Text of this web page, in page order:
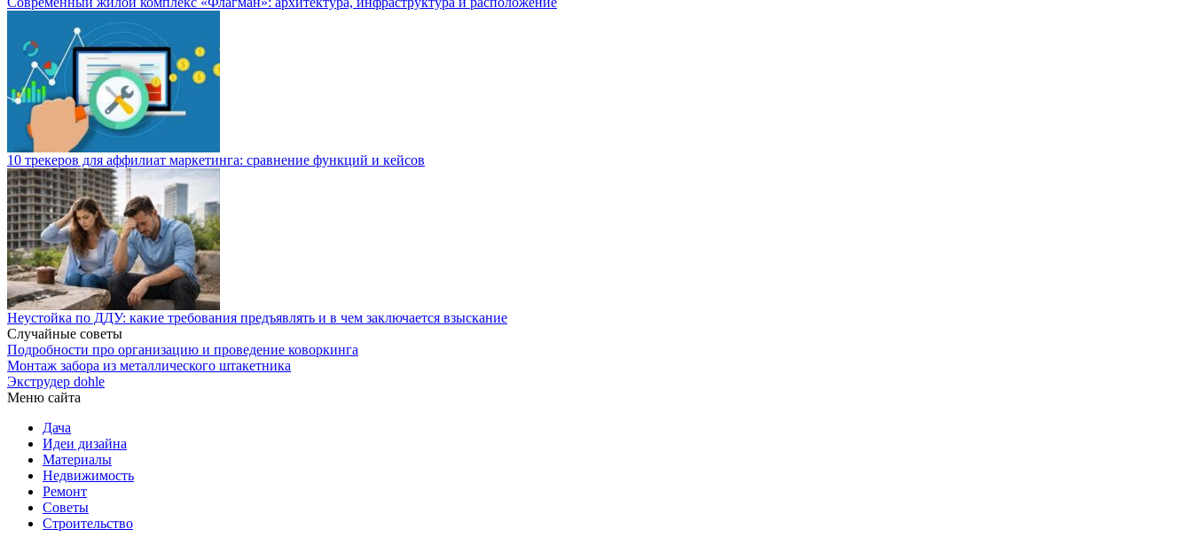
10 трекеров для аффилиат маркетинга: сравнение функций и кейсов
Неустойка по ДДУ: какие требования предъявлять и в чем заключается взыскание
Случайные советы
Подробности про организацию и проведение коворкинга
Монтаж забора из металлического штакетника
Экструдер dohle
Меню сайта
Дача
Идеи дизайна
Материалы
Недвижимость
Ремонт
Советы
Строительство